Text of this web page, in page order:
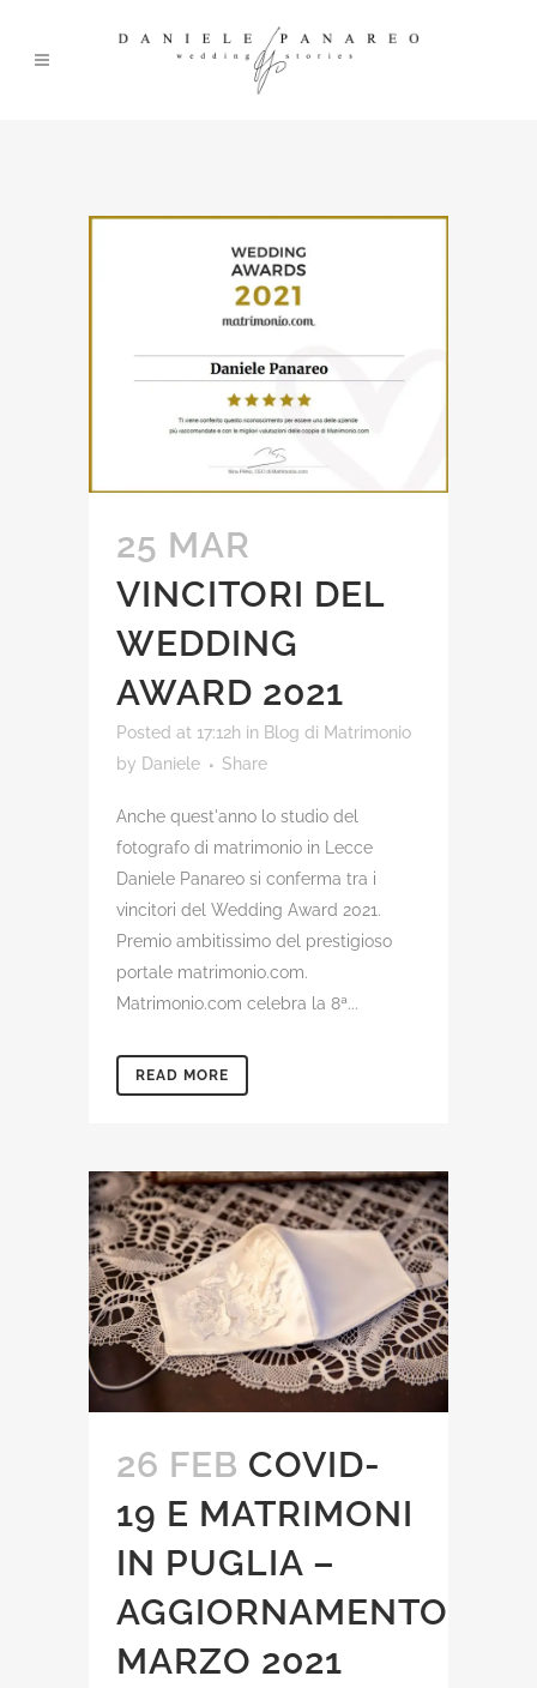
25 MAR
VINCITORI DEL
WEDDING
AWARD 2021
Posted at 17:12h in Blog di Matrimonio
by Daniele Share
Anche quest'anno lo studio del
fotografo di matrimonio in Lecce
Daniele Panareo si conferma tra i
vincitori del Wedding Award 2021.
Premio ambitissimo del prestigioso
portale matrimonio.com.
Matrimonio.com celebra la 8ª...
READ MORE
26 FEB COVID-
19 E MATRIMONI
IN PUGLIA –
AGGIORNAMENTO
MARZO 2021